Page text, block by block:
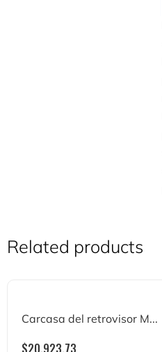
Related products
Carcasa del retrovisor M...
$20,923.73